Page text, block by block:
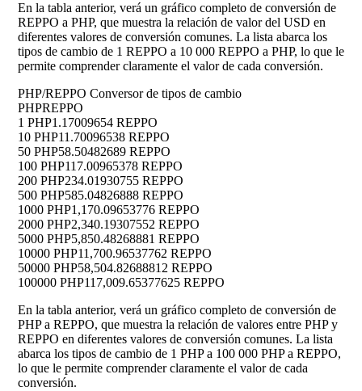
En la tabla anterior, verá un gráfico completo de conversión de
REPPO a PHP, que muestra la relación de valor del USD en
diferentes valores de conversión comunes. La lista abarca los
tipos de cambio de 1 REPPO a 10 000 REPPO a PHP, lo que le
permite comprender claramente el valor de cada conversión.
PHP/REPPO Conversor de tipos de cambio
PHPREPPO
1 PHP1.17009654 REPPO
10 PHP11.70096538 REPPO
50 PHP58.50482689 REPPO
100 PHP117.00965378 REPPO
200 PHP234.01930755 REPPO
500 PHP585.04826888 REPPO
1000 PHP1,170.09653776 REPPO
2000 PHP2,340.19307552 REPPO
5000 PHP5,850.48268881 REPPO
10000 PHP11,700.96537762 REPPO
50000 PHP58,504.82688812 REPPO
100000 PHP117,009.65377625 REPPO
En la tabla anterior, verá un gráfico completo de conversión de
PHP a REPPO, que muestra la relación de valores entre PHP y
REPPO en diferentes valores de conversión comunes. La lista
abarca los tipos de cambio de 1 PHP a 100 000 PHP a REPPO,
lo que le permite comprender claramente el valor de cada
conversión.